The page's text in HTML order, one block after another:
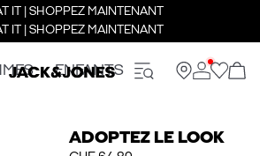
IT | SHOPPEZ MAINTENANT
IT | SHOPPEZ MAINTENANT
ENFANTS
ADOPTEZ LE LOOK